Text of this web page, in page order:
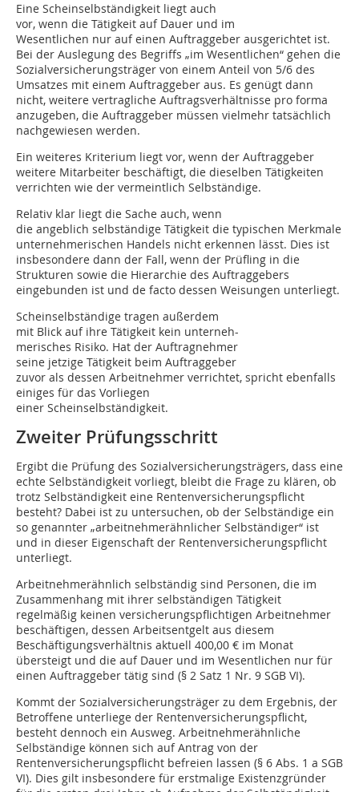
Eine Scheinselbständigkeit liegt auch
vor, wenn die Tätigkeit auf Dauer und im
Wesentlichen nur auf einen Auftraggeber ausgerichtet ist.
Bei der Auslegung des Begriffs „im Wesentlichen“ gehen die
Sozialversicherungsträger von einem Anteil von 5/6 des
Umsatzes mit einem Auftraggeber aus. Es genügt dann
nicht, weitere vertragliche Auftragsverhältnisse pro forma
anzugeben, die Auftraggeber müssen vielmehr tatsächlich
nachgewiesen werden.
Ein weiteres Kriterium liegt vor, wenn der Auftraggeber
weitere Mitarbeiter beschäftigt, die dieselben Tätigkeiten
verrichten wie der vermeintlich Selbständige.
Relativ klar liegt die Sache auch, wenn
die angeblich selbständige Tätigkeit die typischen Merkmale
unternehmerischen Handels nicht erkennen lässt. Dies ist
insbesondere dann der Fall, wenn der Prüfling in die
Strukturen sowie die Hierarchie des Auftraggebers
eingebunden ist und de facto dessen Weisungen unterliegt.
Scheinselbständige tragen außerdem
mit Blick auf ihre Tätigkeit kein unterneh-
merisches Risiko. Hat der Auftragnehmer
seine jetzige Tätigkeit beim Auftraggeber
zuvor als dessen Arbeitnehmer verrichtet, spricht ebenfalls
einiges für das Vorliegen
einer Scheinselbständigkeit.
Zweiter Prüfungsschritt
Ergibt die Prüfung des Sozialversicherungsträgers, dass eine
echte Selbständigkeit vorliegt, bleibt die Frage zu klären, ob
trotz Selbständigkeit eine Rentenversicherungspflicht
besteht? Dabei ist zu untersuchen, ob der Selbständige ein
so genannter „arbeitnehmerähnlicher Selbständiger“ ist
und in dieser Eigenschaft der Rentenversicherungspflicht
unterliegt.
Arbeitnehmerähnlich selbständig sind Personen, die im
Zusammenhang mit ihrer selbständigen Tätigkeit
regelmäßig keinen versicherungspflichtigen Arbeitnehmer
beschäftigen, dessen Arbeitsentgelt aus diesem
Beschäftigungsverhältnis aktuell 400,00 € im Monat
übersteigt und die auf Dauer und im Wesentlichen nur für
einen Auftraggeber tätig sind (§ 2 Satz 1 Nr. 9 SGB VI).
Kommt der Sozialversicherungsträger zu dem Ergebnis, der
Betroffene unterliege der Rentenversicherungspflicht,
besteht dennoch ein Ausweg. Arbeitnehmerähnliche
Selbständige können sich auf Antrag von der
Rentenversicherungspflicht befreien lassen (§ 6 Abs. 1 a SGB
VI). Dies gilt insbesondere für erstmalige Existenzgründer